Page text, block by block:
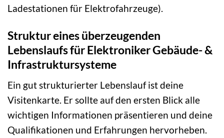
Ladestationen für Elektrofahrzeuge).
Struktur eines überzeugenden
Lebenslaufs für Elektroniker Gebäude- &
Infrastruktursysteme
Ein gut strukturierter Lebenslauf ist deine
Visitenkarte. Er sollte auf den ersten Blick alle
wichtigen Informationen präsentieren und deine
Qualifikationen und Erfahrungen hervorheben.